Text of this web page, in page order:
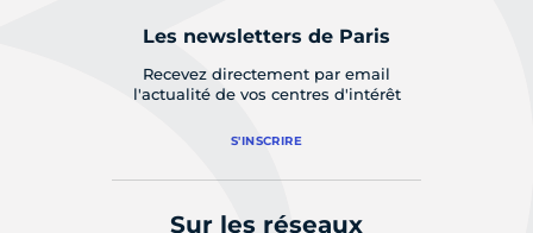
Les newsletters de Paris
Recevez directement par email
l'actualité de vos centres d'intérêt
S'INSCRIRE
Sur les réseaux